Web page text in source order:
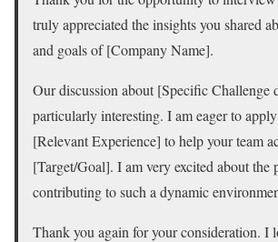
truly appreciated the insights you shared
and goals of [Company Name].
Our discussion about [Specific Challenge
particularly interesting. I am eager to
[Relevant Experience] to help your team
[Target/Goal]. I am very excited about the
contributing to such a dynamic
Thank you again for your consideration. I